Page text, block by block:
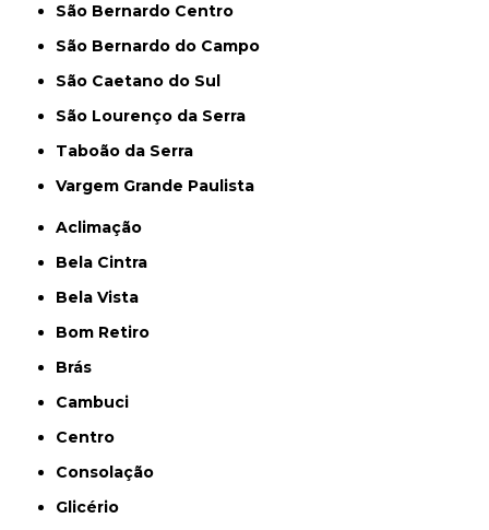
São Bernardo Centro
São Bernardo do Campo
São Caetano do Sul
São Lourenço da Serra
Taboão da Serra
Vargem Grande Paulista
Aclimação
Bela Cintra
Bela Vista
Bom Retiro
Brás
Cambuci
Centro
Consolação
Glicério